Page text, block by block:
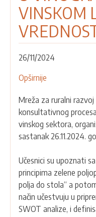
VINSKOM
26/11/2024
Opširnije
TREĆI
SASTANAK
SA
U
VINSKOM
LANCU
VREDNOSTI
Mreža za ruralni
konsultativnog
vinskog sektora,
sastanak 26.11.2024.
Učesnici su upoznati
principima zelene
polja do stola“ a
način učestvuju u
SWOT analize, i